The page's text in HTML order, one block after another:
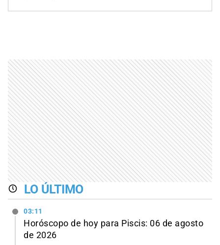
LO ÚLTIMO
03:11
Horóscopo de hoy para Piscis: 06 de agosto
de 2026